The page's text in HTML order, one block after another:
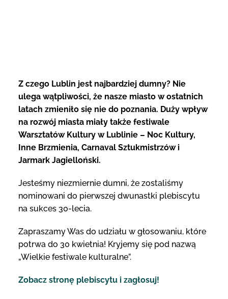
Z czego Lublin jest najbardziej dumny? Nie
ulega wątpliwości, że nasze miasto w ostatnich
latach zmieniło się nie do poznania. Duży wpływ
na rozwój miasta miały także festiwale
Warsztatów Kultury w Lublinie – Noc Kultury,
Inne Brzmienia, Carnaval Sztukmistrzów i
Jarmark Jagielloński.
Jesteśmy niezmiernie dumni, że zostaliśmy
nominowani do pierwszej dwunastki plebiscytu
na sukces 30-lecia.
Zapraszamy Was do udziału w głosowaniu, które
potrwa do 30 kwietnia! Kryjemy się pod nazwą
„Wielkie festiwale kulturalne”.
Zobacz stronę plebiscytu i zagłosuj!